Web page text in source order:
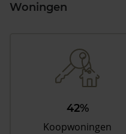
Woningen
42%
Koopwoningen